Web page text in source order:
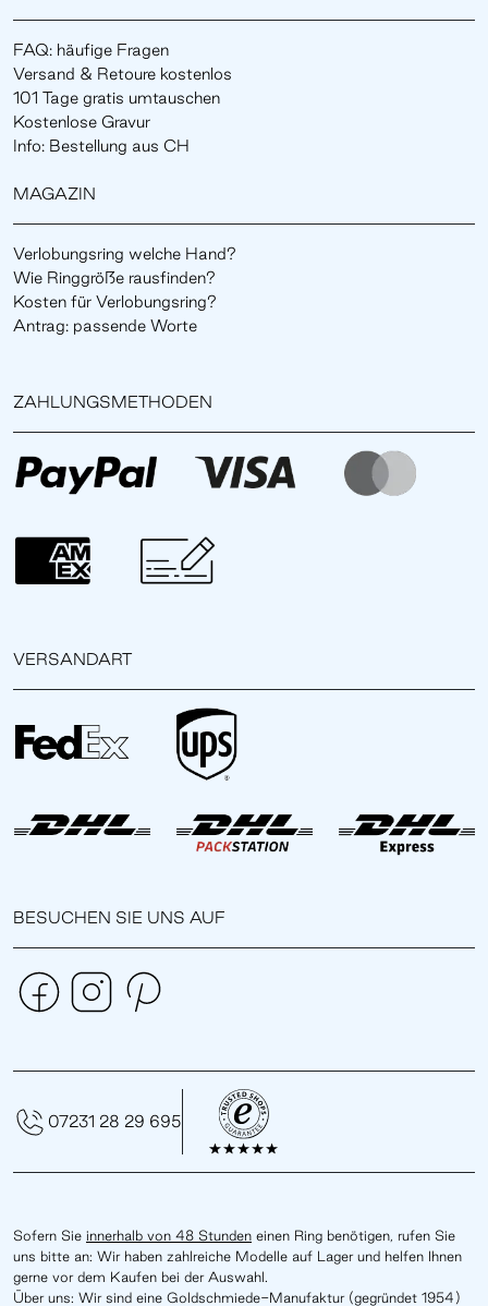
FAQ: häufige Fragen
Versand & Retoure kostenlos
101 Tage gratis umtauschen
Kostenlose Gravur
Info: Bestellung aus CH
MAGAZIN
Verlobungsring welche Hand?
Wie Ringgröße rausfinden?
Kosten für Verlobungsring?
Antrag: passende Worte
ZAHLUNGSMETHODEN
VERSANDART
BESUCHEN SIE UNS AUF
Sofern Sie innerhalb von 48 Stunden einen Ring benötigen, rufen Sie
uns bitte an: Wir haben zahlreiche Modelle auf Lager und helfen Ihnen
gerne vor dem Kaufen bei der Auswahl.
Über uns: Wir sind eine Goldschmiede-Manufaktur (gegründet 1954)
07231 28 29 695